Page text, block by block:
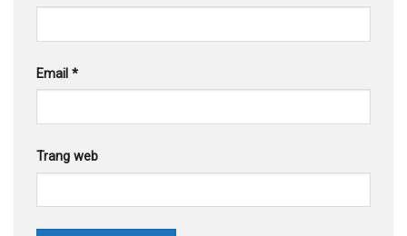
Email *
Trang web